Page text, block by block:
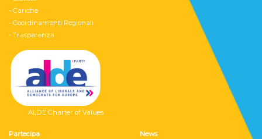
- Cariche
- Coordinamenti Regionali
- Trasparenza
ALDE Charter of Values
Partecipa News